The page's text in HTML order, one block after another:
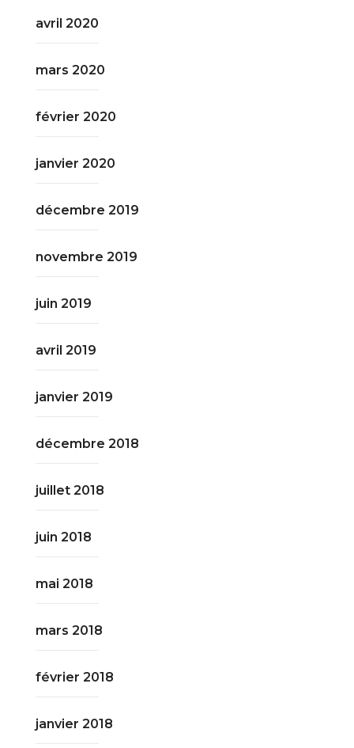
avril 2020
mars 2020
février 2020
janvier 2020
décembre 2019
novembre 2019
juin 2019
avril 2019
janvier 2019
décembre 2018
juillet 2018
juin 2018
mai 2018
mars 2018
février 2018
janvier 2018